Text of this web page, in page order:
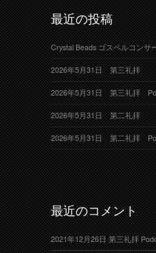
最近の投稿
Crystal Beads ゴスペルコンサ
2026年5月31日 第三礼拝
2026年5月31日 第三礼拝
2026年5月31日 第二礼拝
2026年5月31日 第二礼拝
最近のコメント
2021年12月26日 第三礼拝